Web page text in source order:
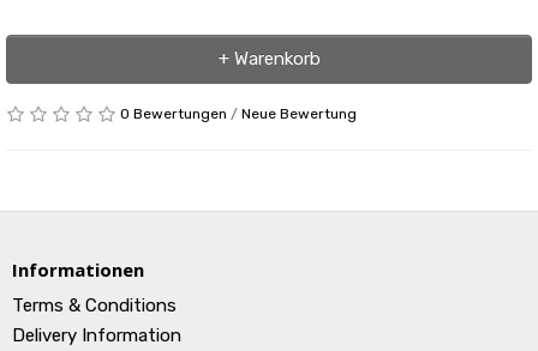
+ Warenkorb
0 Bewertungen / Neue Bewertung
Informationen
Terms & Conditions
Delivery Information